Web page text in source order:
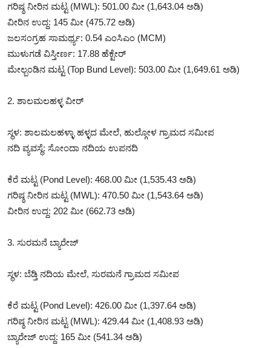
ಗರಿಷ್ಠ ನೀರಿನ ಮಟ್ಟ (MWL): 501.00 ಮೀ (1,643.04 ಅಡಿ)
ವೀರಿನ ಉದ್ದ: 145 ಮೀ (475.72 ಅಡಿ)
ಜಲಸಂಗ್ರಹ ಸಾಮರ್ಥ್ಯ: 0.54 ಎಂಸಿಎಂ (MCM)
ಮುಳುಗಡೆ ವಿಸ್ತೀರ್ಣ: 17.88 ಹೆಕ್ಟೇರ್
ಮೇಲ್ಬಂಡಿನ ಮಟ್ಟ (Top Bund Level): 503.00 ಮೀ (1,649.61 ಅಡಿ)
2. ಶಾಲಮಲಹಳ್ಳ ವೀರ್
ಸ್ಥಳ: ಶಾಲಮಲಹಳ್ಳಾ ಹಳ್ಳದ ಮೇಲೆ, ಹುಲ್ಗೋಳ ಗ್ರಾಮದ ಸಮೀಪ
ನದಿ ವ್ಯವಸ್ಥೆ: ಸೋಂದಾ ನದಿಯ ಉಪನದಿ
ಕೆರೆ ಮಟ್ಟ (Pond Level): 468.00 ಮೀ (1,535.43 ಅಡಿ)
ಗರಿಷ್ಠ ನೀರಿನ ಮಟ್ಟ (MWL): 470.50 ಮೀ (1,543.64 ಅಡಿ)
ವೀರಿನ ಉದ್ದ: 202 ಮೀ (662.73 ಅಡಿ)
3. ಸುರಮನೆ ಬ್ಯಾರೇಜ್
ಸ್ಥಳ: ಬೆಡ್ತಿ ನದಿಯ ಮೇಲೆ, ಸುರಮನೆ ಗ್ರಾಮದ ಸಮೀಪ
ಕೆರೆ ಮಟ್ಟ (Pond Level): 426.00 ಮೀ (1,397.64 ಅಡಿ)
ಗರಿಷ್ಠ ನೀರಿನ ಮಟ್ಟ (MWL): 429.44 ಮೀ (1,408.93 ಅಡಿ)
ಬ್ಯಾರೇಜ್ ಉದ್ದ: 165 ಮೀ (541.34 ಅಡಿ)